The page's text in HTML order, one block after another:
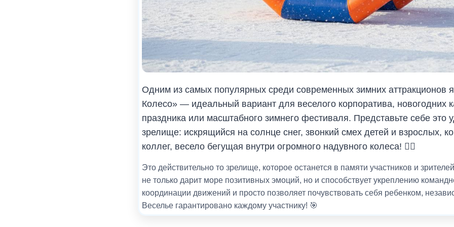
Одним из самых популярных среди современных зимних аттракционов
Колесо» — идеальный вариант для веселого корпоратива, новогодних
праздника или масштабного зимнего фестиваля. Представьте себе это
зрелище: искрящийся на солнце снег, звонкий смех детей и взрослых,
коллег, весело бегущая внутри огромного надувного колеса! 🏃‍♂️
Это действительно то зрелище, которое останется в памяти участников и
не только дарит море позитивных эмоций, но и способствует укреплению
координации движений и просто позволяет почувствовать себя ребенком,
Веселье гарантировано каждому участнику! 🎯